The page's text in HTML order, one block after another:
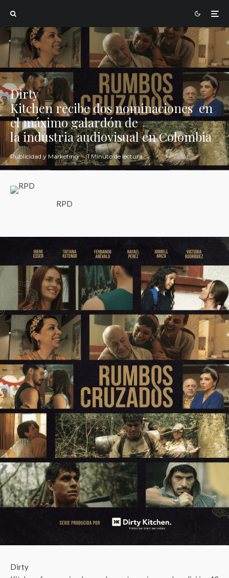
Dirty
Kitchen recibe dos nominaciones en
el máximo galardón de
la industria audiovisual en Colombia
Publicidad y Marketing · 1 Minuto de lectura
RPD
Dirty